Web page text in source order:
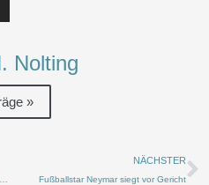
Nolting
»
NÄCHSTER
Fußballstar Neymar siegt vor Gericht